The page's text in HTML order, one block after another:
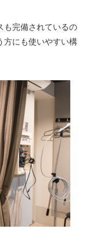
も完備されているの
方にも使いやすい構